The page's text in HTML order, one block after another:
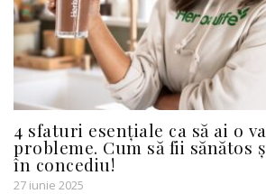
4 sfaturi esențiale ca să ai o
probleme. Cum să fii sănătos
în concediu!
27 iunie 2025